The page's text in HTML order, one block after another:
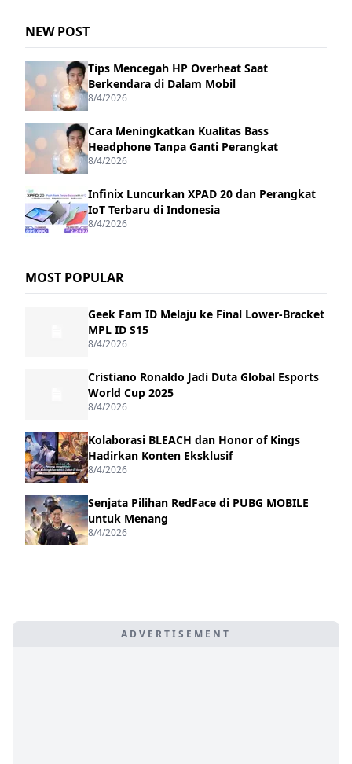
NEW POST
Tips Mencegah HP Overheat Saat
Berkendara di Dalam Mobil
8/4/2026
Cara Meningkatkan Kualitas Bass
Headphone Tanpa Ganti Perangkat
8/4/2026
Infinix Luncurkan XPAD 20 dan Perangkat
IoT Terbaru di Indonesia
8/4/2026
MOST POPULAR
Geek Fam ID Melaju ke Final Lower-Bracket
MPL ID S15
8/4/2026
Cristiano Ronaldo Jadi Duta Global Esports
World Cup 2025
8/4/2026
Kolaborasi BLEACH dan Honor of Kings
Hadirkan Konten Eksklusif
8/4/2026
Senjata Pilihan RedFace di PUBG MOBILE
untuk Menang
8/4/2026
ADVERTISEMENT